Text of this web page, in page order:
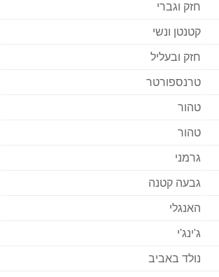
חזק וגברי
קטנטן ונשי
חזק ובעליל
טרנספורטר
טהור
טהור
גרמני
גבעה קטנה
האנגלי
ג'ינג'י
נולד באביב